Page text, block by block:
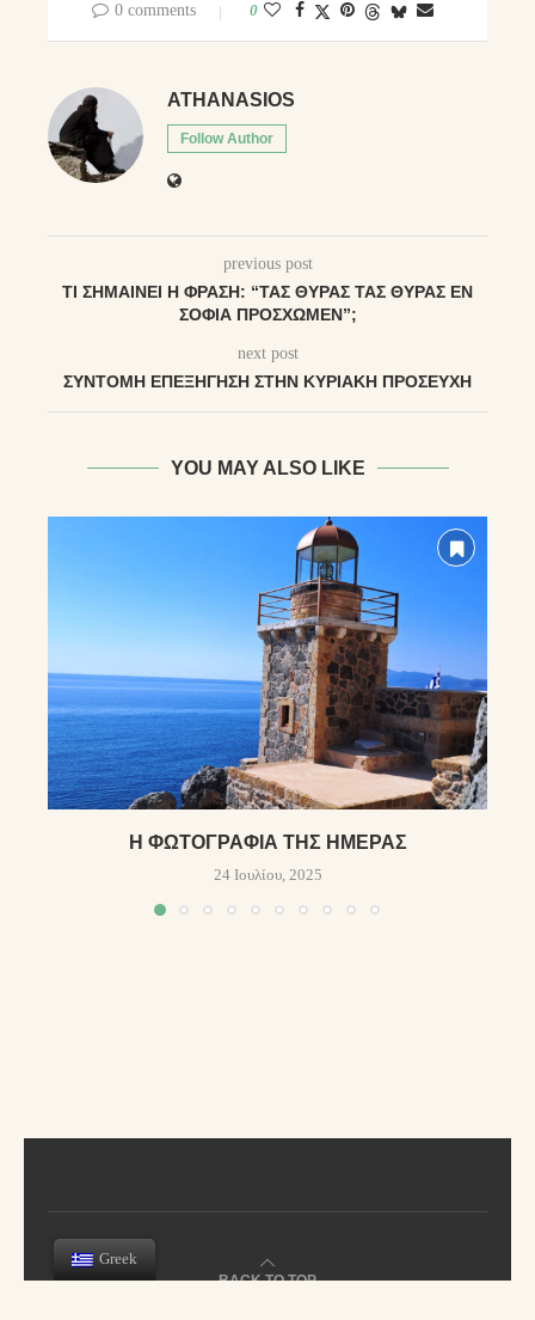
0 comments 0
ATHANASIOS
Follow Author
previous post
ΤΙ ΣΗΜΑΊΝΕΙ Η ΦΡΆΣΗ: “ΤΑΣ ΘΎΡΑΣ ΤΑΣ ΘΎΡΑΣ ΕΝ
ΣΟΦΊΑ ΠΡΌΣΧΩΜΕΝ”;
next post
ΣΎΝΤΟΜΗ ΕΠΕΞΉΓΗΣΗ ΣΤΗΝ ΚΥΡΙΑΚΉ ΠΡΟΣΕΥΧΉ
YOU MAY ALSO LIKE
Η ΦΩΤΟΓΡΑΦΊΑ ΤΗΣ ΗΜΈΡΑΣ
24 Ιουλίου, 2025
BACK TO TOP
Greek